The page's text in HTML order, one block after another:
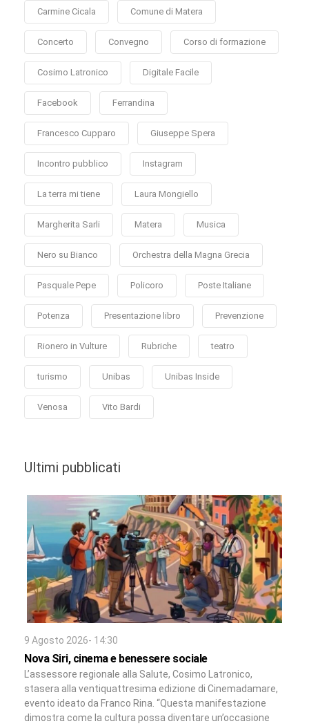
Carmine Cicala Comune di Matera
Concerto Convegno Corso di formazione
Cosimo Latronico Digitale Facile
Facebook Ferrandina
Francesco Cupparo Giuseppe Spera
Incontro pubblico Instagram
La terra mi tiene Laura Mongiello
Margherita Sarli Matera Musica
Nero su Bianco Orchestra della Magna Grecia
Pasquale Pepe Policoro Poste Italiane
Potenza Presentazione libro Prevenzione
Rionero in Vulture Rubriche teatro
turismo Unibas Unibas Inside
Venosa Vito Bardi
Ultimi pubblicati
9 Agosto 2026- 14:30
Nova Siri, cinema e benessere sociale
L’assessore regionale alla Salute, Cosimo Latronico,
stasera alla ventiquattresima edizione di Cinemadamare,
evento ideato da Franco Rina. “Questa manifestazione
dimostra come la cultura possa diventare un’occasione